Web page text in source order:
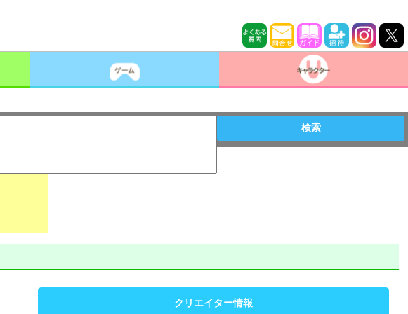
検索
クリエイター情報